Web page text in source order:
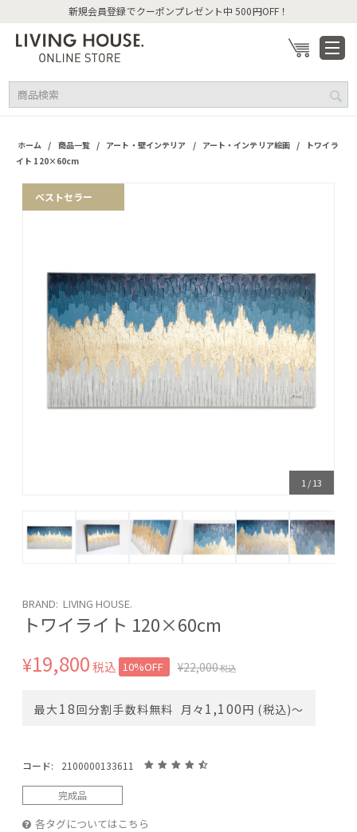
新規会員登録でクーポンプレゼント中 500円OFF！
ホーム / 商品一覧 / アート・壁インテリア / アート・インテリア絵画 /
トワイラ
イト 120×60cm
ベストセラー
1 /13
BRAND: LIVING HOUSE.
トワイライト 120×60cm
¥19,800税込 10%OFF ¥22,000税込
最大18回分割手数料無料 月々 1,100円 (税込)〜
コード: 2100000133611
完成品
各タグについてはこちら